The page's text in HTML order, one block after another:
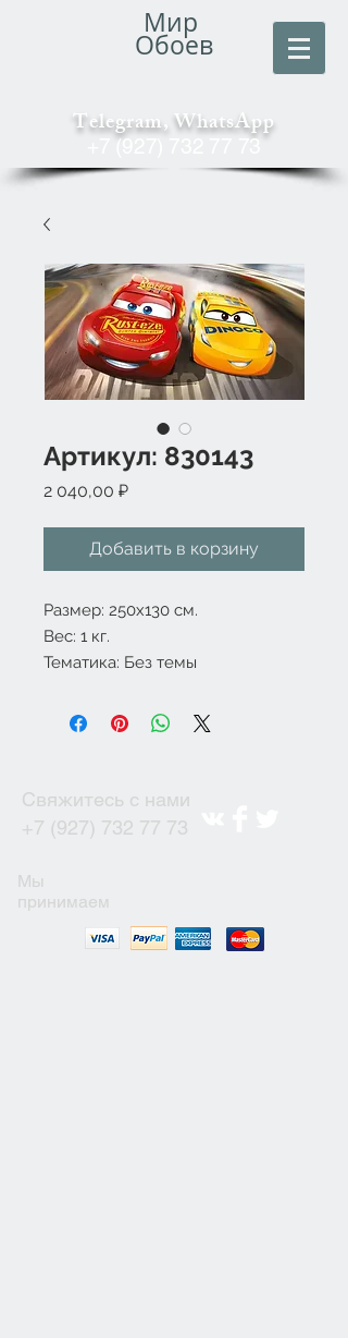
Мир
Обоев
Telegram, WhatsApp
+7 (927) 732 77 73
Артикул: 830143
2 040,00 ₽Цена
Добавить в корзину
Размер: 250x130 см.
Вес: 1 кг.
Тематика: Без темы
Свяжитесь с нами
+7 (927) 732 77 73
Мы
принимаем